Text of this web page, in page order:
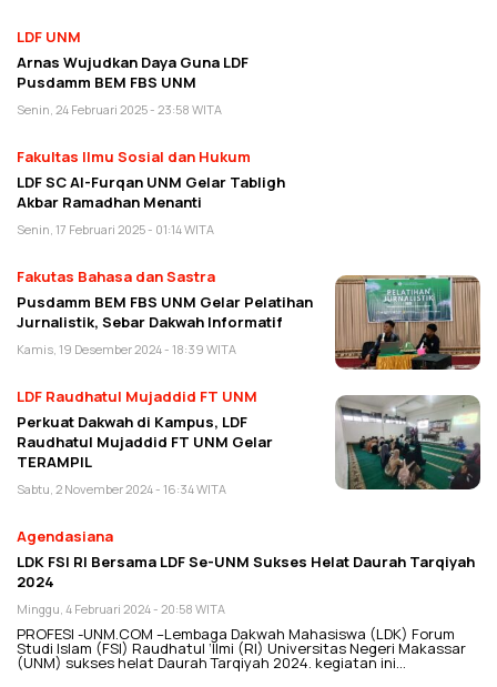
LDF UNM
Arnas Wujudkan Daya Guna LDF
Pusdamm BEM FBS UNM
Senin, 24 Februari 2025 - 23:58 WITA
Fakultas Ilmu Sosial dan Hukum
LDF SC Al-Furqan UNM Gelar Tabligh
Akbar Ramadhan Menanti
Senin, 17 Februari 2025 - 01:14 WITA
Fakutas Bahasa dan Sastra
Pusdamm BEM FBS UNM Gelar Pelatihan
Jurnalistik, Sebar Dakwah Informatif
Kamis, 19 Desember 2024 - 18:39 WITA
LDF Raudhatul Mujaddid FT UNM
Perkuat Dakwah di Kampus, LDF
Raudhatul Mujaddid FT UNM Gelar
TERAMPIL
Sabtu, 2 November 2024 - 16:34 WITA
Agendasiana
LDK FSI RI Bersama LDF Se-UNM Sukses Helat Daurah Tarqiyah
2024
Minggu, 4 Februari 2024 - 20:58 WITA
PROFESI -UNM.COM –Lembaga Dakwah Mahasiswa (LDK) Forum
Studi Islam (FSI) Raudhatul ‘Ilmi (RI) Universitas Negeri Makassar
(UNM) sukses helat Daurah Tarqiyah 2024. kegiatan ini…